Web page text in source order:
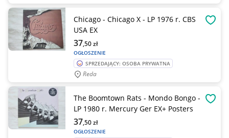
Chicago - Chicago X - LP 1976 r. CBS
USA EX
OGŁOSZENIE
37,50zł
SPRZEDAJĄCY: OSOBA PRYWATNA
Reda
The Boomtown Rats - Mondo Bongo -
LP 1980 r. Mercury Ger EX+ Posters
OGŁOSZENIE
37,50zł